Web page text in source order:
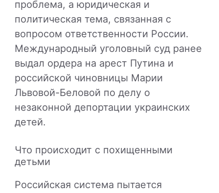
проблема, а юридическая и
политическая тема, связанная с
вопросом ответственности России.
Международный уголовный суд ранее
выдал ордера на арест Путина и
российской чиновницы Марии
Львовой-Беловой по делу о
незаконной депортации украинских
детей.
Что происходит с похищенными
детьми
Российская система пытается